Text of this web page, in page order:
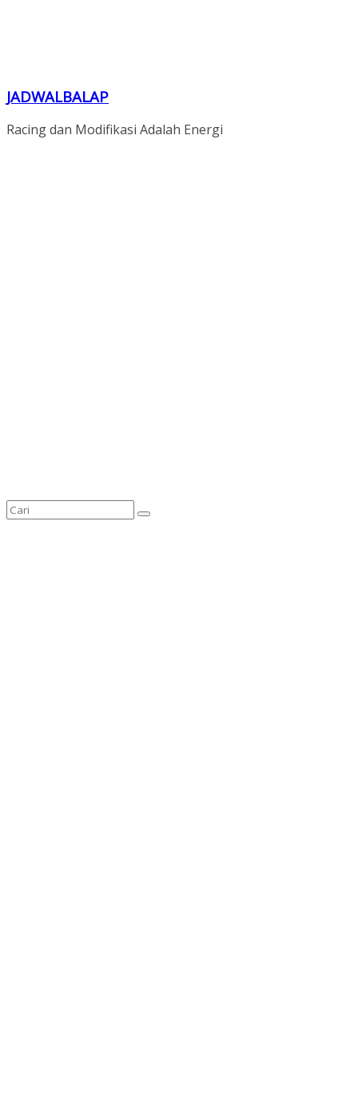
JADWALBALAP
Racing dan Modifikasi Adalah Energi